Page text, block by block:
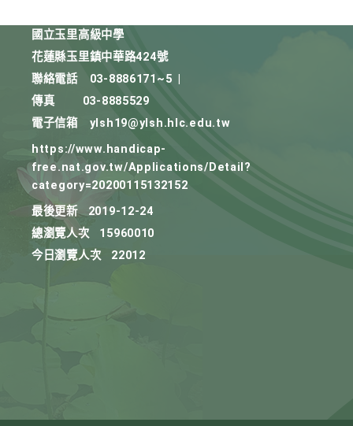
國立玉里高級中學
花蓮縣玉里鎮中華路424號
聯絡電話
03-8886171~5
傳真
03-8885529
電子信箱
ylsh19@ylsh.hlc.edu.tw
https://www.handicap-
free.nat.gov.tw/Applications/Detail?
category=20200115132152
最後更新
2019-12-24
總瀏覽人次
15960010
今日瀏覽人次
22012